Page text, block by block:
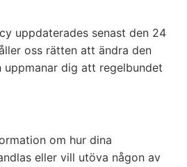
uppdaterades senast den 24
oss rätten att ändra den
dig att regelbundet
om hur dina
eller vill utöva någon av